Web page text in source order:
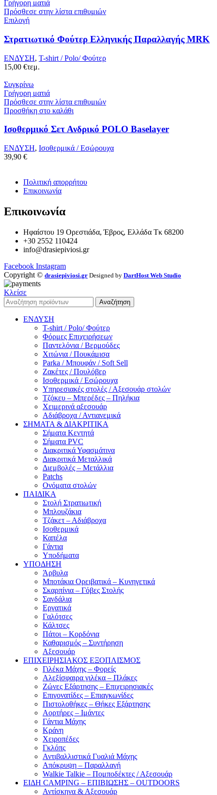
Γρήγορη ματιά
Πρόσθεσε στην λίστα επιθυμιών
Επιλογή
Στρατιωτικό Φούτερ Ελληνικής Παραλλαγής MRK
ΕΝΔΥΣΗ, T-shirt / Polo/ Φούτερ
15,00 €τεμ.
Συγκρίνω
Γρήγορη ματιά
Πρόσθεσε στην λίστα επιθυμιών
Προσθήκη στο καλάθι
Ισοθερμικό Σετ Ανδρικό POLO Baselayer
ΕΝΔΥΣΗ, Ισοθερμικά / Εσώρουχα
39,90 €
Πολιτική απορρήτου
Επικοινωνία
Επικοινωνία
Ηφαίστου 19 Ορεστιάδα, Έβρος, Ελλάδα Τκ 68200
+30 2552 110424
info@drasiepiviosi.gr
Facebook Instagram
Copyright © drasiepiviosi.gr Designed by DartHost Web Studio
Κλείσε
Αναζήτηση
ΕΝΔΥΣΗ
T-shirt / Polo/ Φούτερ
Φόρμες Επιχειρήσεων
Παντελόνια / Βερμούδες
Χιτώνια / Πουκάμισα
Parka / Μπουφάν / Soft Sell
Ζακέτες / Πουλόβερ
Ισοθερμικά / Εσώρουχα
Υπηρεσιακές στολές / Αξεσουάρ στολών
Τζόκευ – Μπερέδες – Πηλήκια
Χειμερινά αξεσουάρ
Αδιάβροχα / Αντιανεμικά
ΣΗΜΑΤΑ & ΔΙΑΚΡΙΤΙΚΑ
Σήματα Κεντητά
Σήματα PVC
Διακριτικά Υφασμάτινα
Διακριτικά Μεταλλικά
Διεμβολές – Μετάλλια
Patchs
Ονόματα στολών
ΠΑΙΔΙΚΑ
Στολή Στρατιωτική
Μπλουζάκια
Τζάκετ – Αδιάβροχα
Ισοθερμικά
Καπέλα
Γάντια
Υποδήματα
ΥΠΟΔΗΣΗ
Άρβυλα
Μποτάκια Ορειβατικά – Κυνηγετικά
Σκαρπίνια – Γόβες Στολής
Σανδάλια
Εργατικά
Γαλότσες
Κάλτσες
Πάτοι – Κορδόνια
Καθαρισμός – Συντήρηση
Αξεσουάρ
ΕΠΙΧΕΙΡΗΣΙΑΚΟΣ ΕΞΟΠΛΙΣΜΟΣ
Γιλέκα Μάχης – Φορείς
Αλεξίσφαιρα γιλέκα – Πλάκες
Ζώνες Εξάρτησης – Επιχειρησιακές
Επιγονατίδες – Επιαγκωνίδες
Πιστολοθήκες – Θήκες Εξάρτησης
Αορτήρες – Ιμάντες
Γάντια Μάχης
Κράνη
Χειροπέδες
Γκλόπς
Αντιβαλλιστικά Γυαλιά Μάχης
Απόκρυψη – Παραλλαγή
Walkie Talkie – Πομποδέκτες / Αξεσουάρ
ΕΙΔΗ CAMPING – ΕΠΙΒΙΩΣΗΣ – OUTDOORS
Αντίσκηνα & Αξεσουάρ